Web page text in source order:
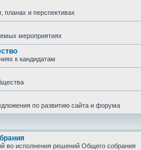
планах и перспективах
мероприятиях
к кандидатам
по развитию сайта и форума
во исполнения решений Общего собрания